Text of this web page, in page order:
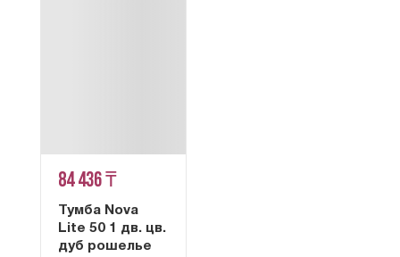
84 436 ₸
Тумба Nova
Lite 50 1 дв. цв.
дуб рошелье